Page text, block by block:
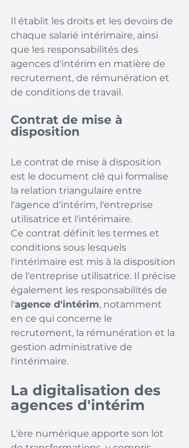
Il établit les droits et les devoirs de
chaque salarié intérimaire, ainsi
que les responsabilités des
agences d'intérim en matière de
recrutement, de rémunération et
de conditions de travail.
Contrat de mise à
disposition
Le contrat de mise à disposition
est le document clé qui formalise
la relation triangulaire entre
l'agence d'intérim, l'entreprise
utilisatrice et l'intérimaire.
Ce contrat définit les termes et
conditions sous lesquels
l'intérimaire est mis à la disposition
de l'entreprise utilisatrice. Il précise
également les responsabilités de
l'agence d'intérim, notamment
en ce qui concerne le
recrutement, la rémunération et la
gestion administrative de
l'intérimaire.
La digitalisation des
agences d'intérim
L'ère numérique apporte son lot